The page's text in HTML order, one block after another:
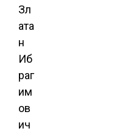
Зл
ата
н
Иб
раг
им
ов
ич